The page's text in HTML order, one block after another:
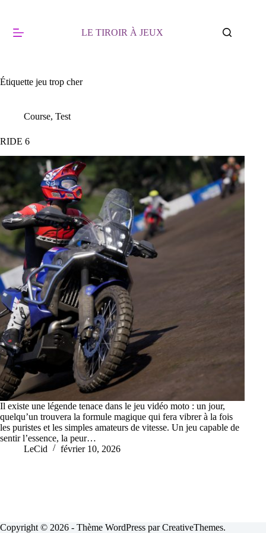
LE TIROIR À JEUX
Étiquette jeu trop cher
Course, Test
RIDE 6
Il existe une légende tenace dans le jeu vidéo moto : un jour,
quelqu’un trouvera la formule magique qui fera vibrer à la fois
les puristes et les simples amateurs de vitesse. Un jeu capable de
sentir l’essence, la peur…
LeCid
février 10, 2026
Copyright © 2026 - Thème WordPress parCreativeThemes.